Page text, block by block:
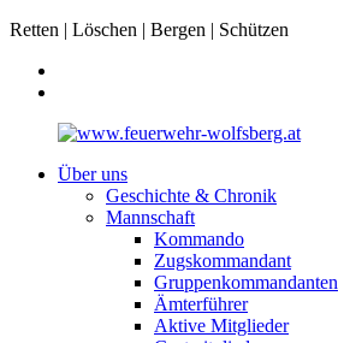
Retten | Löschen | Bergen | Schützen
Über uns
Geschichte & Chronik
Mannschaft
Kommando
Zugskommandant
Gruppenkommandanten
Ämterführer
Aktive Mitglieder